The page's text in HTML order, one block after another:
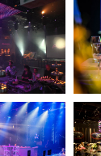
לחצו
לפתיחת
הגלריה
בחלון
פופאפ
לחצו
לפתיחת
הגלריה